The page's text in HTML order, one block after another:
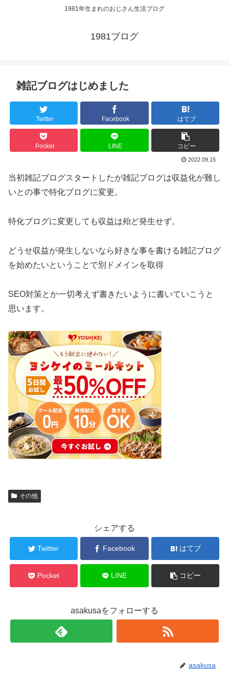
1981年生まれのおじさん生活ブログ
1981ブログ
雑記ブログはじめました
Twitter Facebook はてブ
Pocket LINE コピー
2022.09.15
当初雑記ブログスタートしたが雑記ブログは収益化が難し
いとの事で特化ブログに変更。
特化ブログに変更しても収益は殆ど発生せず。
どうせ収益が発生しないなら好きな事を書ける雑記ブログ
を始めたいということで別ドメインを取得
SEO対策とか一切考えず書きたいように書いていこうと
思います。
その他
シェアする
Twitter Facebook はてブ
Pocket LINE コピー
asakusaをフォローする
asakusa